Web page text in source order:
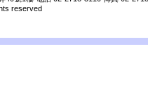
reserved